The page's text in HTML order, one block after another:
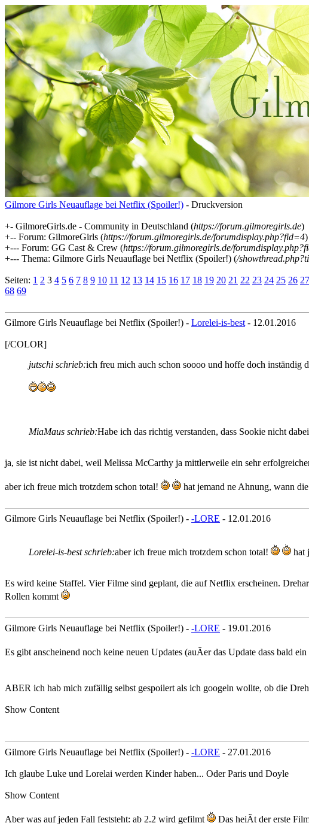
Gilmore Girls Neuauflage bei Netflix (Spoiler!) - Druckversion
+- GilmoreGirls.de - Community in Deutschland (https://forum.gilmoregirls.de)
+-- Forum: GilmoreGirls (https://forum.gilmoregirls.de/forumdisplay.php?fid=4)
+--- Forum: GG Cast & Crew (https://forum.gilmoregirls.de/
+--- Thema: Gilmore Girls Neuauflage bei Netflix (Spoiler!) (/
Seiten: 1 2 3 4 5 6 7 8 9 10 11 12 13 14 15 16 17 18 19 20 21 22 23 24 25 26 27
68 69
Gilmore Girls Neuauflage bei Netflix (Spoiler!) - Lorelei-is-best - 12.01.2016
[/COLOR]
jutschi schrieb:ich freu mich auch schon soooo und hoffe doch inständig
MiaMaus schrieb:Habe ich das richtig verstanden, dass Sookie nicht
ja, sie ist nicht dabei, weil Melissa McCarthy ja mittlerweile ein sehr
aber ich freue mich trotzdem schon total! hat jemand ne Ahnung, wann
Gilmore Girls Neuauflage bei Netflix (Spoiler!) - -LORE - 12.01.2016
Lorelei-is-best schrieb:aber ich freue mich trotzdem schon total! hat
Es wird keine Staffel. Vier Filme sind geplant, die auf Netflix erscheinen.
Rollen kommt
Gilmore Girls Neuauflage bei Netflix (Spoiler!) - -LORE - 19.01.2016
Es gibt anscheinend noch keine neuen Updates (auÃer das Update dass bald
ABER ich hab mich zufällig selbst gespoilert als ich googeln wollte, ob die
Show Content
Gilmore Girls Neuauflage bei Netflix (Spoiler!) - -LORE - 27.01.2016
Ich glaube Luke und Lorelai werden Kinder haben... Oder Paris und Doyle
Show Content
Aber was auf jeden Fall feststeht: ab 2.2 wird gefilmt Das heiÃt der erste